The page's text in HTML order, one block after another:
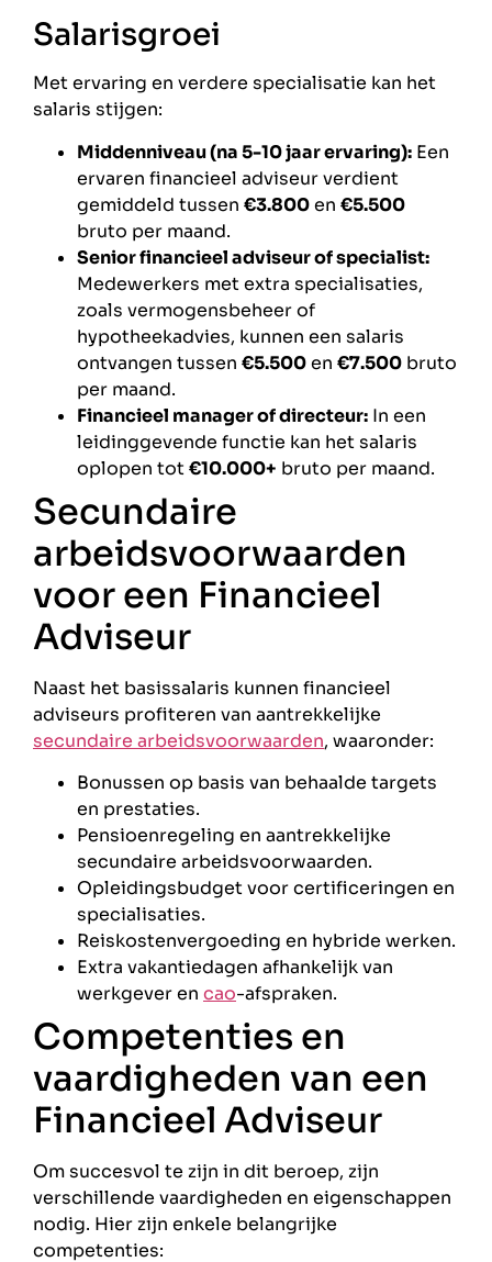
Salarisgroei
Met ervaring en verdere specialisatie kan het
salaris stijgen:
Middenniveau (na 5-10 jaar ervaring): Een
ervaren financieel adviseur verdient
gemiddeld tussen €3.800en €5.500
bruto per maand.
Senior financieel adviseur of specialist:
Medewerkers met extra specialisaties,
zoals vermogensbeheer of
hypotheekadvies, kunnen een salaris
ontvangen tussen €5.500en €7.500 bruto
per maand.
Financieel manager of directeur: In een
leidinggevende functie kan het salaris
oplopen tot€10.000+ bruto per maand.
Secundaire
arbeidsvoorwaarden
voor een Financieel
Adviseur
Naast het basissalaris kunnen financieel
adviseurs profiteren van aantrekkelijke
secundaire arbeidsvoorwaarden, waaronder:
Bonussen op basis van behaalde targets
en prestaties.
Pensioenregeling en aantrekkelijke
secundaire arbeidsvoorwaarden.
Opleidingsbudget voor certificeringen en
specialisaties.
Reiskostenvergoeding en hybride werken.
Extra vakantiedagen afhankelijk van
werkgever en cao-afspraken.
Competenties en
vaardigheden van een
Financieel Adviseur
Om succesvol te zijn in dit beroep, zijn
verschillende vaardigheden en eigenschappen
nodig. Hier zijn enkele belangrijke
competenties: